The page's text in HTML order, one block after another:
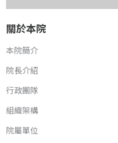
關於本院
本院簡介
院長介紹
行政團隊
組織架構
院屬單位